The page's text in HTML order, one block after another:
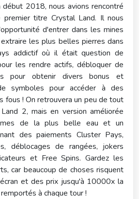
début 2018, nous avions rencontré
premier titre Crystal Land. Il nous
d'entrer dans les mines
les plus belles pierres dans
addictif où il était question de
les rendre actifs, débloquer de
pour obtenir divers bonus et
symboles pour accéder à des
fous ! On retrouvera un peu de tout
2, mais en version améliorée
de la plus belle eau et un
des paiements Cluster Pays,
déblocages de rangées, jokers
et Free Spins. Gardez les
car beaucoup de choses risquent
et des prix jusqu'à 10000x la
à chaque tour !